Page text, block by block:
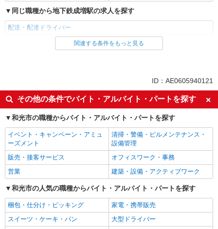
同じ職種から地下鉄成増駅の求人を探す
配送・配達ドライバー
同じ雇用形態から地下鉄成増駅の求人を探す
ドライバー・配達
配送・配達ドライバー
関連する条件をもっと見る
ID：AE0605940121
その他の条件でバイト・アルバイト・パートを探す
和光市の職種からバイト・アルバイト・パートを探す
イベント・キャンペーン・アミュ
ーズメント
清掃・警備・ビルメンテナンス・
設備管理
販売・接客サービス
オフィスワーク・事務
営業
建築・設備・アクティブワーク
和光市の人気の職種からバイト・アルバイト・パートを探す
梱包・仕分け・ピッキング
家電・携帯販売
スイーツ・ケーキ・パン
大型ドライバー